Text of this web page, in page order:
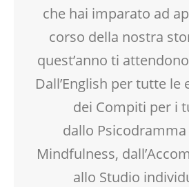
FORMAZIONE
GENITORE
INGLESE PER BAMBINI E RAGAZZI
LABORATORIO
NEO-MAMME
NONNI
che hai imparato ad
corso della nostra
quest’anno ti
Dall’English per tutte le
dei Compiti per i
dallo Psicodramma
Mindfulness,
allo Studio